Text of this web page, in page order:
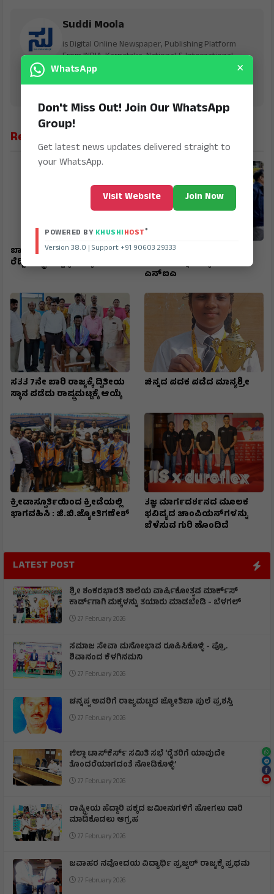
Suddi Moola
is Digital Online Newspaper, Publishing Platform
From INDIA. Karnataka, National & International,
Updates including Politics, Business, Crime,
Related News
ಬಾಲ್ ಬ್ಯಾಡ್ಮಿಿಂಟನ್ : ವಿಶ್ವ ಸಿಂಹ
ರೆಡ್ಡಿ ರಾಷ್ಟ್ರ ಮಟ್ಟಕ್ಕೆ ಆಯ್ಕೆ
ರಾಜಧಾನಿಯಲ್ಲಿ ಬಾಂಗ್ಲಾ
ಎನ್‌ಐಎ
ಸತತ 7ನೇ ಬಾರಿ ರಾಜ್ಯಕ್ಕೆ ದ್ವಿತೀಯ
ಸ್ಥಾನ ಪಡೆದು ರಾಷ್ಟ್ರಮಟ್ಟಕ್ಕೆ ಆಯ್ಕೆ
ಚಿನ್ನದ ಪದಕ ಪಡೆದ ಮಾನ್ಯಶ್ರೀ
ಕ್ರೀಡಾಸ್ಪೂರ್ತಿಯಿಂದ ಕ್ರೀಡೆಯಲ್ಲಿ
ಭಾಗವಹಿಸಿ : ಜಿ.ಬಿ.ಜ್ಯೋತಿಗಣೇಶ್
ತಜ್ಞ ಮಾರ್ಗದರ್ಶನದ ಮೂಲಕ
ಭವಿಷ್ಯದ ಚಾಂಪಿಯನ್‌ಗಳನ್ನು
ಬೆಳೆಸುವ ಗುರಿ ಹೊಂದಿದೆ
LATEST POST
ಶ್ರೀ ಶಂಕರಭಾರತಿ ಶಾಲೆಯ ವಾರ್ಷಿಕೋತ್ಸವ ಮಾರ್ಕ್‌ಸ್‌
ಕಾರ್ಡ್‌ಗಾಗಿ ಮಕ್ಕಳನ್ನು ತಯಾರು ಮಾಡಬೇಡಿ - ಬೆಳಗಲ್
27 February 2026
ಸಮಾಜ ಸೇವಾ ಮನೋಭಾವ ರೂಪಿಸಿಕೊಳ್ಳಿ - ಪ್ರೊ.
ಶಿವಾನಂದ ಕೆಳಗಿನಮನಿ
27 February 2026
ಚನ್ನಪ್ಪ ಅವರಿಗೆ ರಾಜ್ಯಮಟ್ಟದ ಜ್ಯೋತಿಬಾ ಪುಲೆ ಪ್ರಶಸ್ತಿ
27 February 2026
ಜಿಲ್ಲಾ ಟಾಸ್‌‌ಕೆರ್ಸ್ ಸಮಿತಿ ಸಭೆ ‘ರೈತರಿಗೆ ಯಾವುದೇ
ತೊಂದರೆಯಾಗದಂತೆ ನೋಡಿಕೊಳ್ಳಿ’
27 February 2026
ರಾಷ್ಟ್ರೀಯ ಹೆದ್ದಾರಿ ಪಕ್ಕದ ಜಮೀನುಗಳಿಗೆ ಹೋಗಲು ದಾರಿ
ಮಾಡಿಕೊಡಲು ಆಗ್ರಹ
27 February 2026
ಜವಾಹರ ನವೋದಯ ವಿದ್ಯಾರ್ಥಿ ಪ್ರಜ್ವಲ್ ರಾಜ್ಯಕ್ಕೆ ಪ್ರಥಮ
27 February 2026
WhatsApp ×
Don't Miss Out! Join Our WhatsApp
Group!
Get latest news updates delivered straight to
your WhatsApp.
Visit Website Join Now
POWERED BY KHUSHIHOST®
Version 38.0 | Support +91 90603 29333